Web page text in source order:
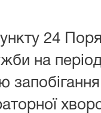
24
на період